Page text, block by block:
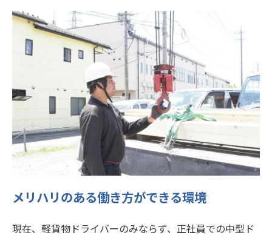
メリハリのある働き方ができる環境
現在、軽貨物ドライバーのみならず、正社員での中型ド